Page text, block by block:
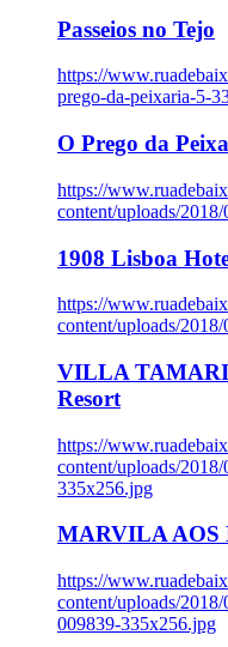
Passeios no Tejo
https://
prego-da-peixaria-5-
O Prego da
https://
content/uploads/
1908 Lisboa
https://
content/uploads/
VILLA
Resort
https://
content/uploads/
335x256.jpg
MARVILA AOS
https://
content/uploads/
009839-335x256.jpg